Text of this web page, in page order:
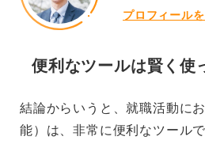
プロフィール
便利なツールは賢く使
結論からいうと、就職活動に
能）は、非常に便利なツール